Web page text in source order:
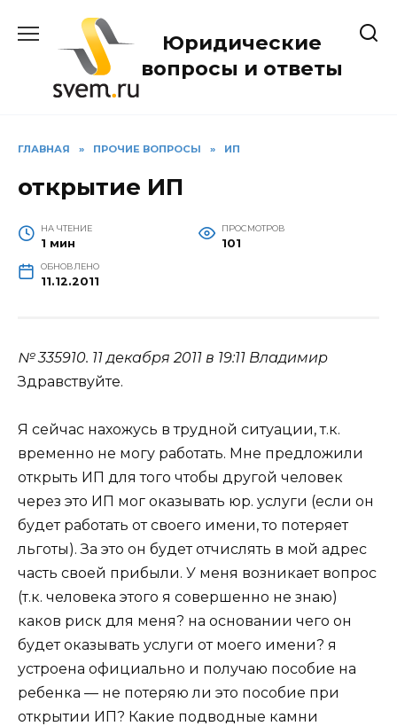
содержанию
Юридические
вопросы и ответы
ГЛАВНАЯ » ПРОЧИЕ ВОПРОСЫ » ИП
открытие ИП
НА ЧТЕНИЕ
1 мин
ПРОСМОТРОВ
101
ОБНОВЛЕНО
11.12.2011
№ 335910. 11 декабря 2011 в 19:11 Владимир
Здравствуйте.
Я сейчас нахожусь в трудной ситуации, т.к.
временно не могу работать. Мне предложили
открыть ИП для того чтобы другой человек
через это ИП мог оказывать юр. услуги (если он
будет работать от своего имени, то потеряет
льготы). За это он будет отчислять в мой адрес
часть своей прибыли. У меня возникает вопрос
(т.к. человека этого я совершенно не знаю)
каков риск для меня? на основании чего он
будет оказывать услуги от моего имени? я
устроена официально и получаю пособие на
ребенка — не потеряю ли это пособие при
открытии ИП? Какие подводные камни